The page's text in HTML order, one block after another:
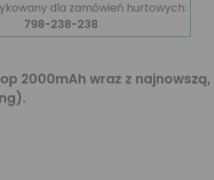
dla zamówień hurtowych:
798-238-238
2000mAh wraz z